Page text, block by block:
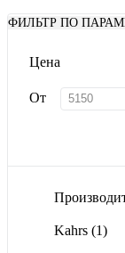
ФИЛЬТР ПО
Цена
От
Kahrs (1)